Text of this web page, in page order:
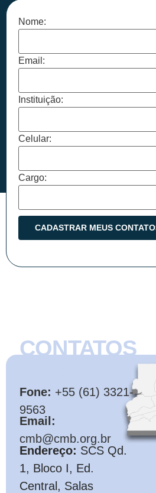
Nome:
Email:
Instituição:
Celular:
Cargo:
CONTATOS
Fone: +55 (61) 3321-
9563
Email:
cmb@cmb.org.br
Endereço: SCS Qd.
1, Bloco I, Ed.
Central, Salas